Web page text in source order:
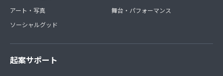
アート・写真
ソーシャルグッド
舞台・パフォーマンス
起案サポート